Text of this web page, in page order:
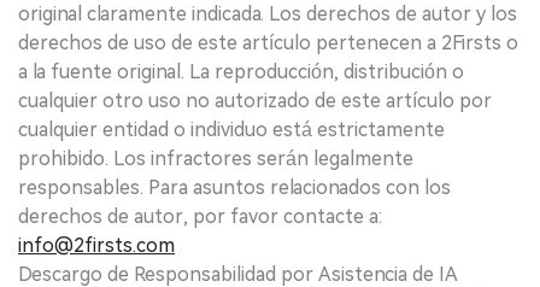
original claramente indicada. Los derechos de autor y los
derechos de uso de este artículo pertenecen a 2Firsts o
a la fuente original. La reproducción, distribución o
cualquier otro uso no autorizado de este artículo por
cualquier entidad o individuo está estrictamente
prohibido. Los infractores serán legalmente
responsables. Para asuntos relacionados con los
derechos de autor, por favor contacte a:
info@2firsts.com
Descargo de Responsabilidad por Asistencia de IA